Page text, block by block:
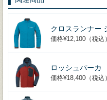
クロスランナー
価格¥12,100（税込）
ロッシュパーカ
価格¥18,400（税込）